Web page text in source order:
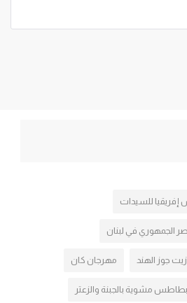
للسيدات
الجمهوري في لبنان
زيت جوز الهند مهرجان كان
مشوية بالجبنة والزعتر